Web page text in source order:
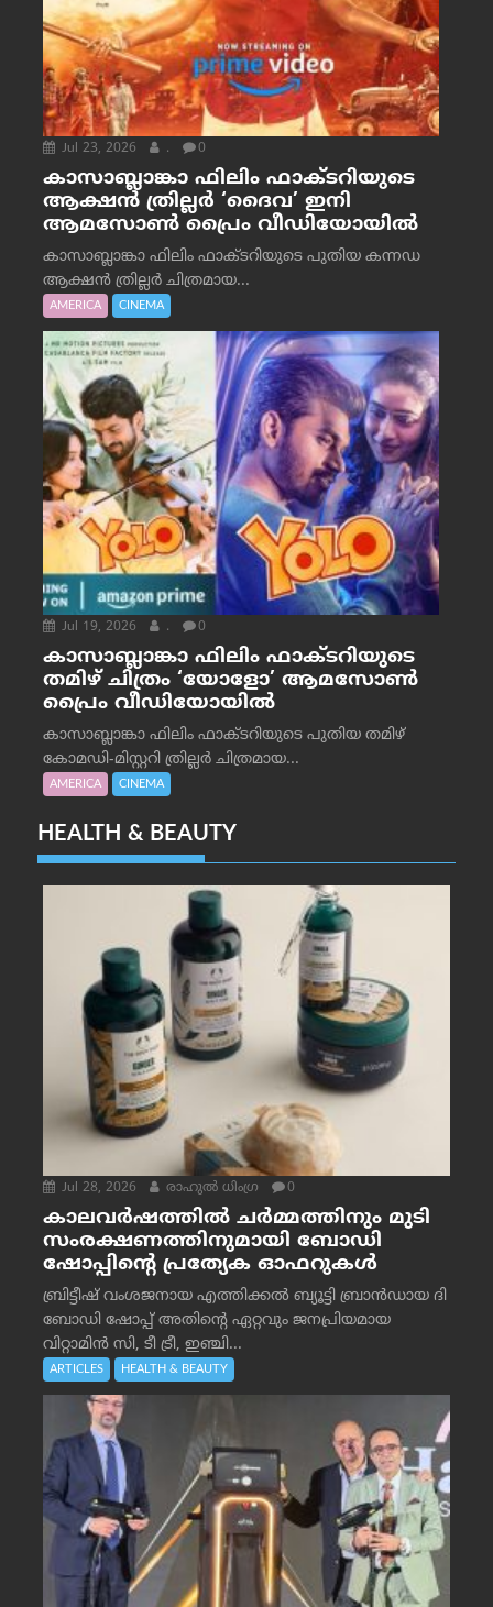
Jul 23, 2026 . 0
കാസാബ്ലാങ്കാ ഫിലിം ഫാക്ടറിയുടെ
ആക്ഷൻ ത്രില്ലർ ‘ദൈവ’ ഇനി
ആമസോൺ പ്രൈം വീഡിയോയിൽ
കാസാബ്ലാങ്കാ ഫിലിം ഫാക്ടറിയുടെ പുതിയ കന്നഡ
ആക്ഷൻ ത്രില്ലർ ചിത്രമായ...
AMERICA CINEMA
Jul 19, 2026 . 0
കാസാബ്ലാങ്കാ ഫിലിം ഫാക്ടറിയുടെ
തമിഴ് ചിത്രം ‘യോളോ’ ആമസോൺ
പ്രൈം വീഡിയോയിൽ
കാസാബ്ലാങ്കാ ഫിലിം ഫാക്ടറിയുടെ പുതിയ തമിഴ്
കോമഡി-മിസ്റ്ററി ത്രില്ലർ ചിത്രമായ...
AMERICA CINEMA
HEALTH & BEAUTY
Jul 28, 2026 രാഹുല്‍ ധിംഗ്ര 0
കാലവർഷത്തിൽ ചർമ്മത്തിനും മുടി
സംരക്ഷണത്തിനുമായി ബോഡി
ഷോപ്പിന്റെ പ്രത്യേക ഓഫറുകൾ
ബ്രിട്ടീഷ് വംശജനായ എത്തിക്കൽ ബ്യൂട്ടി ബ്രാൻഡായ ദി
ബോഡി ഷോപ്പ് അതിന്റെ ഏറ്റവും ജനപ്രിയമായ
വിറ്റാമിൻ സി, ടീ ട്രീ, ഇഞ്ചി...
ARTICLES HEALTH & BEAUTY